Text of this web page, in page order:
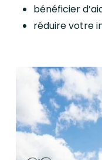
bénéficier
réduire votre